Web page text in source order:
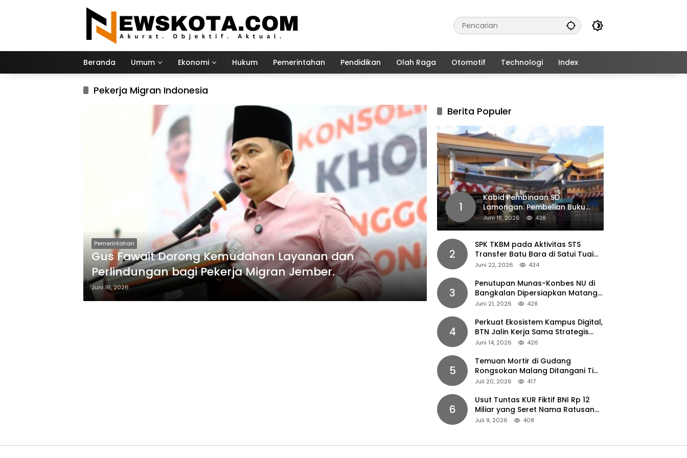
Beranda Umum Ekonomi Hukum Pemerintahan Pendidikan Olah Raga Otomotif Technologi Index
Pekerja Migran Indonesia
Pemerintahan
Gus Fawait Dorong Kemudahan Layanan dan
Perlindungan bagi Pekerja Migran Jember.
Juni 16, 2026
Berita Populer
1
Kabid Pembinaan SD
Lamongan: Pembelian Buku
Pendamping Tidak Boleh
Dipaksakan
Juni 18, 2026 438
2
SPK TKBM pada Aktivitas STS
Transfer Batu Bara di Satui Tuai
Sorotan
Juni 22, 2026 434
3
Penutupan Munas-Konbes NU di
Bangkalan Dipersiapkan Matang,
Gus Ipul Turun Tangan
Juni 21, 2026 428
4
Perkuat Ekosistem Kampus Digital,
BTN Jalin Kerja Sama Strategis
dengan UNAIR
Juni 14, 2026 426
5
Temuan Mortir di Gudang
Rongsokan Malang Ditangani Tim
Gegana Polda Jatim
Juli 20, 2026 417
6
Usut Tuntas KUR Fiktif BNI Rp 12
Miliar yang Seret Nama Ratusan
Petani Jember
Juli 9, 2026 408